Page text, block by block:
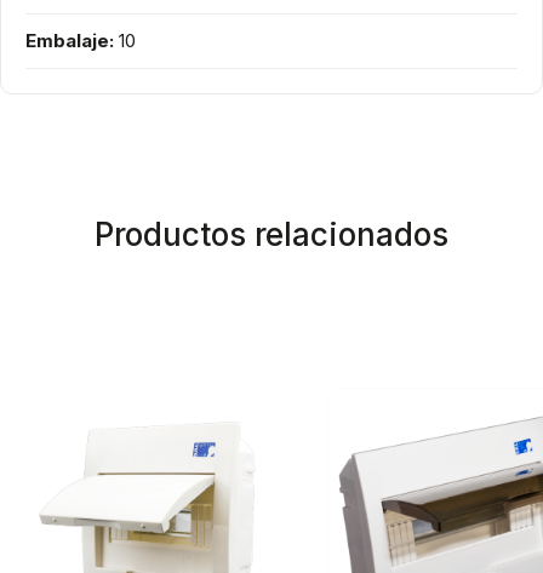
Embalaje: 10
Productos relacionados